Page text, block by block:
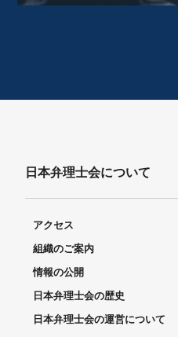
日本弁理士会について
アクセス
組織のご案内
情報の公開
日本弁理士会の歴史
日本弁理士会の運営について